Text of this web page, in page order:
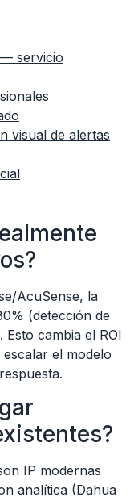
servicio
visual de alertas
AcuSense, la
(detección de
cambia el ROI
el modelo
IP modernas
analítica (Dahua